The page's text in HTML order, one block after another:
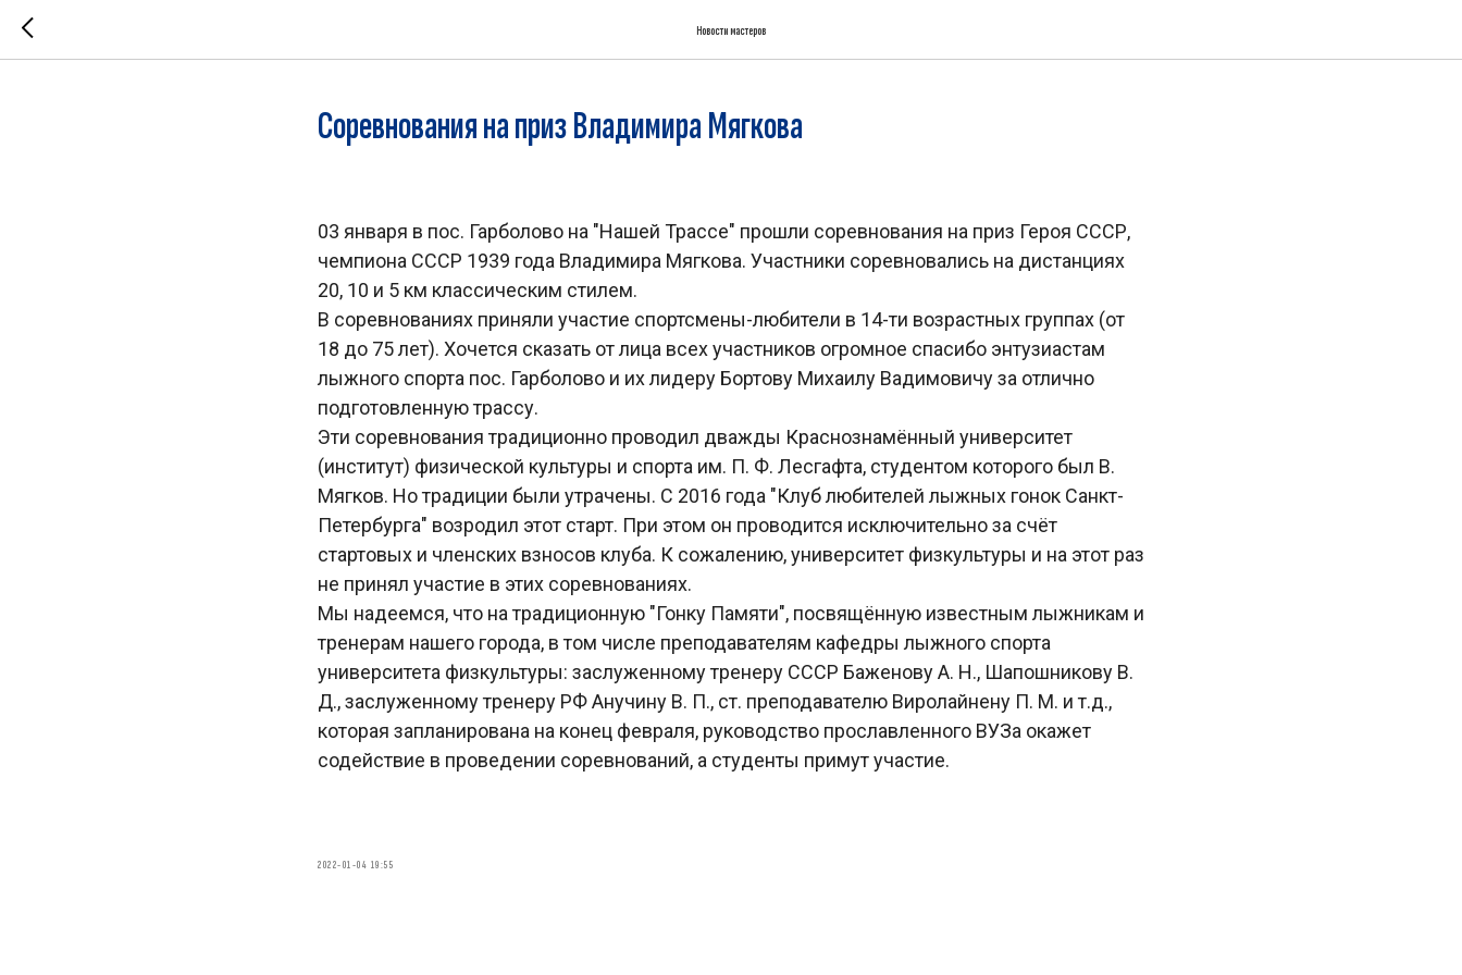
Новости мастеров
Соревнования на приз Владимира Мягкова
03 января в пос. Гарболово на "Нашей Трассе" прошли соревнования на приз Героя СССР,
чемпиона СССР 1939 года Владимира Мягкова. Участники соревновались на дистанциях
20, 10 и 5 км классическим стилем.
В соревнованиях приняли участие спортсмены-любители в 14-ти возрастных группах (от
18 до 75 лет). Хочется сказать от лица всех участников огромное спасибо энтузиастам
лыжного спорта пос. Гарболово и их лидеру Бортову Михаилу Вадимовичу за отлично
подготовленную трассу.
Эти соревнования традиционно проводил дважды Краснознамённый университет
(институт) физической культуры и спорта им. П. Ф. Лесгафта, студентом которого был В.
Мягков. Но традиции были утрачены. С 2016 года "Клуб любителей лыжных гонок Санкт-
Петербурга" возродил этот старт. При этом он проводится исключительно за счёт
стартовых и членских взносов клуба. К сожалению, университет физкультуры и на этот раз
не принял участие в этих соревнованиях.
Мы надеемся, что на традиционную "Гонку Памяти", посвящённую известным лыжникам и
тренерам нашего города, в том числе преподавателям кафедры лыжного спорта
университета физкультуры: заслуженному тренеру СССР Баженову А. Н., Шапошникову В.
Д., заслуженному тренеру РФ Анучину В. П., ст. преподавателю Виролайнену П. М. и т.д.,
которая запланирована на конец февраля, руководство прославленного ВУЗа окажет
содействие в проведении соревнований, а студенты примут участие.
2022-01-04 19:55